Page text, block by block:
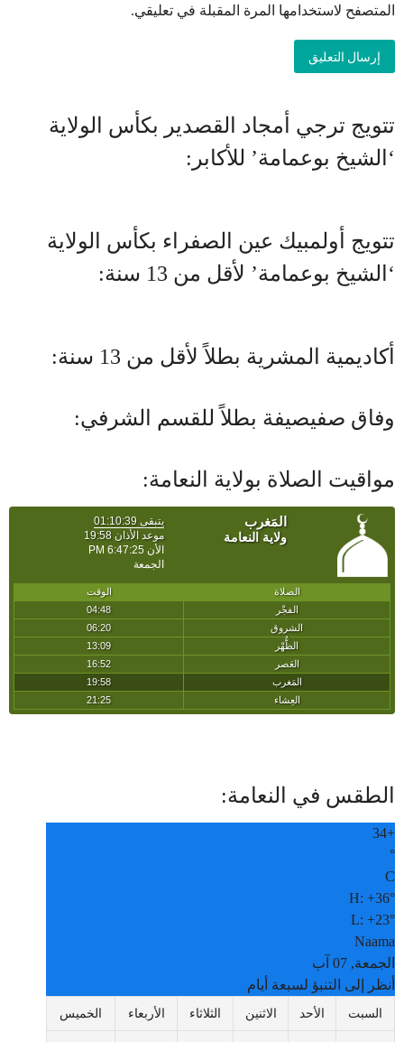
المتصفح لاستخدامها المرة المقبلة في تعليقي.
تتويج ترجي أمجاد القصدير بكأس الولاية
‘الشيخ بوعمامة’ للأكابر:
تتويج أولمبيك عين الصفراء بكأس الولاية
‘الشيخ بوعمامة’ لأقل من 13 سنة:
أكاديمية المشرية بطلاً لأقل من 13 سنة:
وفاق صفيصيفة بطلاً للقسم الشرفي:
مواقيت الصلاة بولاية النعامة:
الطقس في النعامة:
+
34
°
C
H: +36°
L: +23°
Naama
الجمعة, 07 آب
أنظر إلى التنبؤ لسبعة أيام
السبت الأحد الاثنين الثلاثاء الأربعاء الخميس